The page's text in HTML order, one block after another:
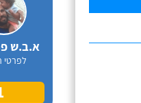
א.ב.ש